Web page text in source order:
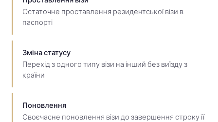
Остаточне проставлення резидентської візи в
паспорті
Зміна статусу
Перехід з одного типу візи на інший без виїзду з
країни
Поновлення
Своєчасне поновлення візи до завершення строку її